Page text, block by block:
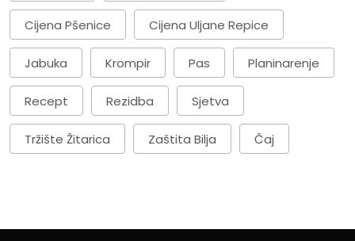
Cijena Pšenice Cijena Uljane Repice
Jabuka Krompir Pas Planinarenje
Recept Rezidba Sjetva
Tržište Žitarica Zaštita Bilja Čaj